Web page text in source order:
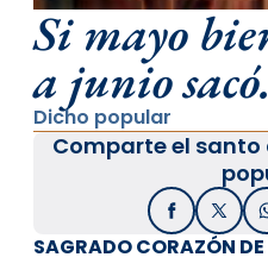
Si mayo
a junio sacó.
Dicho popular
Comparte el
Facebook
X /
SAGRADO CORAZÓN DE